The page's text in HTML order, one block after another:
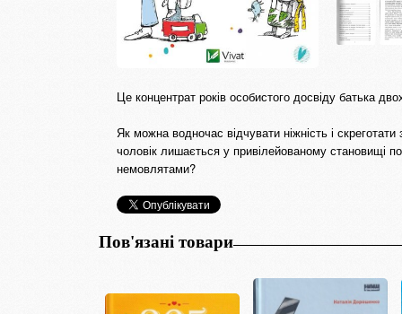
Це концентрат років особистого досвіду батька
Як можна водночас відчувати ніжність і
чоловік лишається у привілейованому становищі
немовлятами?
Пов'язані товари